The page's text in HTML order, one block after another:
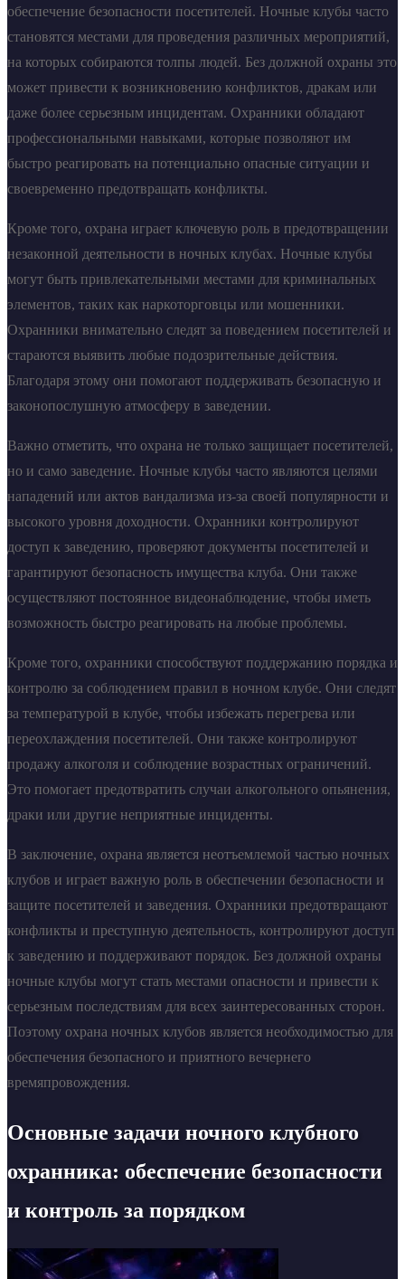
обеспечение безопасности посетителей. Ночные клубы часто
становятся местами для проведения различных мероприятий,
на которых собираются толпы людей. Без должной охраны это
может привести к возникновению конфликтов, дракам или
даже более серьезным инцидентам. Охранники обладают
профессиональными навыками, которые позволяют им
быстро реагировать на потенциально опасные ситуации и
своевременно предотвращать конфликты.
Кроме того, охрана играет ключевую роль в предотвращении
незаконной деятельности в ночных клубах. Ночные клубы
могут быть привлекательными местами для криминальных
элементов, таких как наркоторговцы или мошенники.
Охранники внимательно следят за поведением посетителей и
стараются выявить любые подозрительные действия.
Благодаря этому они помогают поддерживать безопасную и
законопослушную атмосферу в заведении.
Важно отметить, что охрана не только защищает посетителей,
но и само заведение. Ночные клубы часто являются целями
нападений или актов вандализма из-за своей популярности и
высокого уровня доходности. Охранники контролируют
доступ к заведению, проверяют документы посетителей и
гарантируют безопасность имущества клуба. Они также
осуществляют постоянное видеонаблюдение, чтобы иметь
возможность быстро реагировать на любые проблемы.
Кроме того, охранники способствуют поддержанию порядка и
контролю за соблюдением правил в ночном клубе. Они следят
за температурой в клубе, чтобы избежать перегрева или
переохлаждения посетителей. Они также контролируют
продажу алкоголя и соблюдение возрастных ограничений.
Это помогает предотвратить случаи алкогольного опьянения,
драки или другие неприятные инциденты.
В заключение, охрана является неотъемлемой частью ночных
клубов и играет важную роль в обеспечении безопасности и
защите посетителей и заведения. Охранники предотвращают
конфликты и преступную деятельность, контролируют доступ
к заведению и поддерживают порядок. Без должной охраны
ночные клубы могут стать местами опасности и привести к
серьезным последствиям для всех заинтересованных сторон.
Поэтому охрана ночных клубов является необходимостью для
обеспечения безопасного и приятного вечернего
времяпровождения.
Основные задачи ночного клубного
охранника: обеспечение безопасности
и контроль за порядком